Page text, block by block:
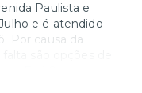
Paulista e
e é atendido
Por causa da
o Frei Caneca e o